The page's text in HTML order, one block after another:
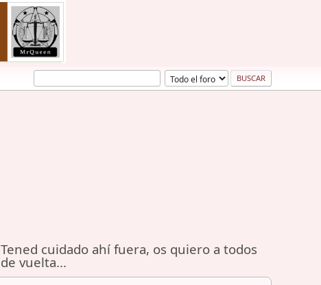
Tened cuidado ahí fuera, os quiero a todos
de vuelta...